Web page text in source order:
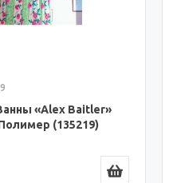
«Alex Baitler»
(135219)